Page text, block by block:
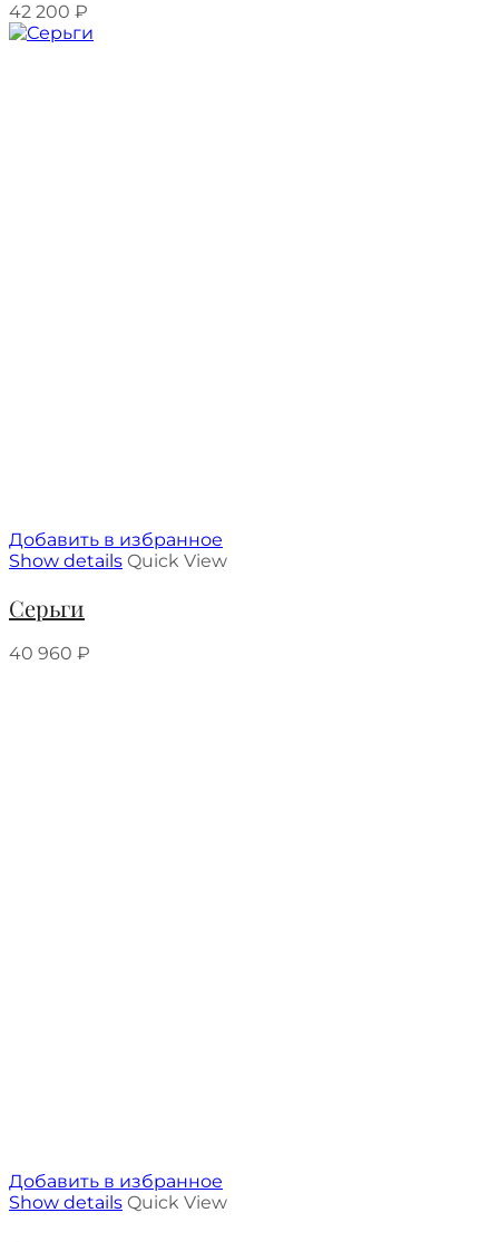
42 200 ₽
Добавить в избранное
Show details Quick View
Серьги
40 960 ₽
Добавить в избранное
Show details Quick View